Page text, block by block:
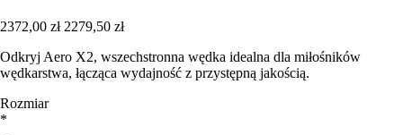
2372,00 zł 2279,50 zł
Odkryj Aero X2, wszechstronna wędka idealna dla miłośników
wędkarstwa, łącząca wydajność z przystępną jakością.
Rozmiar
*